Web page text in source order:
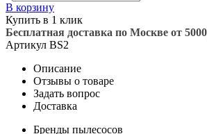
В корзину
Купить в 1 клик
Бесплатная доставка по Москве от
Артикул BS2
Описание
Отзывы о товаре
Задать вопрос
Доставка
Бренды пылесосов